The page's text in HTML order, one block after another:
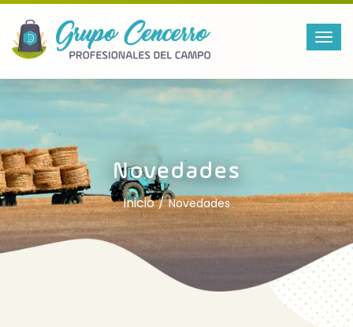
Novedades
Inicio Novedades